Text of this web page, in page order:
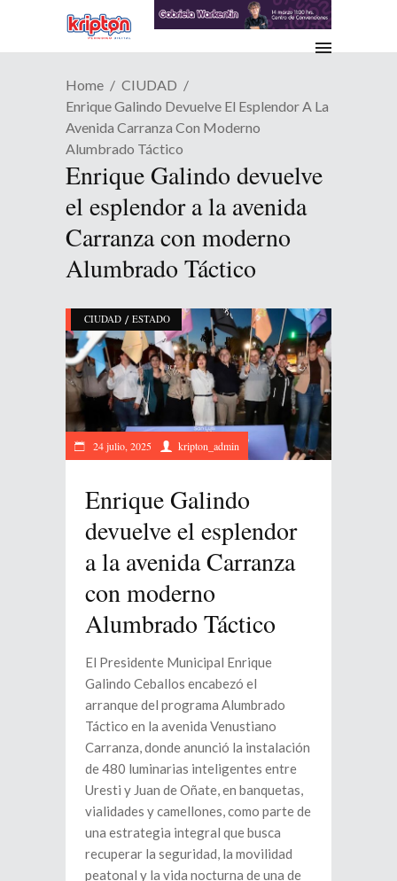
Home
CIUDAD
Enrique Galindo Devuelve El Esplendor A La
Avenida Carranza Con Moderno
Alumbrado Táctico
Enrique Galindo devuelve
el esplendor a la avenida
Carranza con moderno
Alumbrado Táctico
CIUDAD / ESTADO
24 julio, 2025 kripton_admin
Enrique Galindo
devuelve el esplendor
a la avenida Carranza
con moderno
Alumbrado Táctico
El Presidente Municipal Enrique
Galindo Ceballos encabezó el
arranque del programa Alumbrado
Táctico en la avenida Venustiano
Carranza, donde anunció la instalación
de 480 luminarias inteligentes entre
Uresti y Juan de Oñate, en banquetas,
vialidades y camellones, como parte de
una estrategia integral que busca
recuperar la seguridad, la movilidad
peatonal y la vida nocturna de una de